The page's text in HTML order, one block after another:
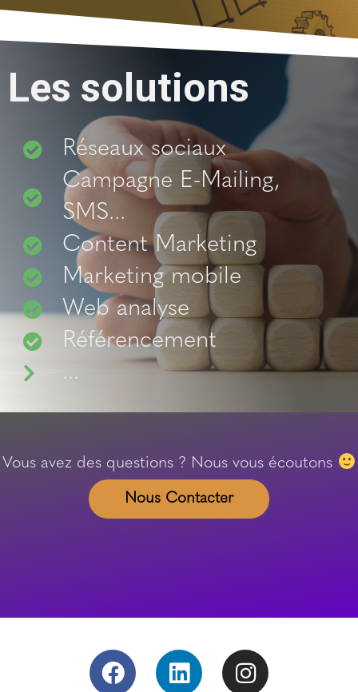
Les solutions
Réseaux sociaux
Campagne E-Mailing,
SMS...
Content Marketing
Marketing mobile
Web analyse
Référencement
...
Vous avez des questions ? Nous vous écoutons
Nous Contacter